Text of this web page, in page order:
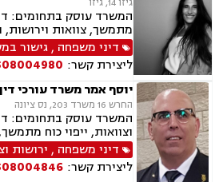
המשרד עוסק בתחומים:
מתמשך, צוואות
משפט אזרחי
דיני משפחה ,גישור
ליצירת קשר:
יוסף אמר משרד עורכי
החרש 16 משרד 203, נס ציונה
המשרד עוסק בתחומים:
וצוואות, ייפוי כוח
חברות, דיני חוזים,
סכסוך בין בעלי מניות,
לשון הרע, בוררות וגישור.
דיני משפחה , ירושות
ליצירת קשר: